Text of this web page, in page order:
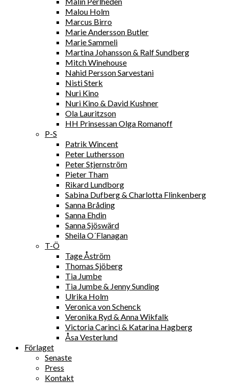
Malou Holm
Marcus Birro
Marie Andersson Butler
Marie Sammeli
Martina Johansson & Ralf Sundberg
Mitch Winehouse
Nahid Persson Sarvestani
Nisti Sterk
Nuri Kino
Nuri Kino & David Kushner
Ola Lauritzson
HH Prinsessan Olga Romanoff
P-S
Patrik Wincent
Peter Luthersson
Peter Stjernström
Pieter Tham
Rikard Lundborg
Sabina Dufberg & Charlotta Flinkenberg
Sanna Bråding
Sanna Ehdin
Sanna Sjöswärd
Sheila O´Flanagan
T-Ö
Tage Åström
Thomas Sjöberg
Tia Jumbe
Tia Jumbe & Jenny Sunding
Ulrika Holm
Veronica von Schenck
Veronika Ryd & Anna Wikfalk
Victoria Carinci & Katarina Hagberg
Åsa Vesterlund
Förlaget
Senaste
Press
Kontakt